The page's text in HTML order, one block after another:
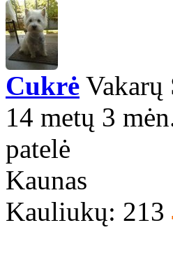
Cukrė Vakarų
14 metų 3
patelė
Kaunas
Kauliukų: 213